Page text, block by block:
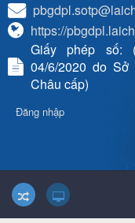
https://
Giấy phép số:
04/6/2020 do
Châu cấp)
Đăng nhập